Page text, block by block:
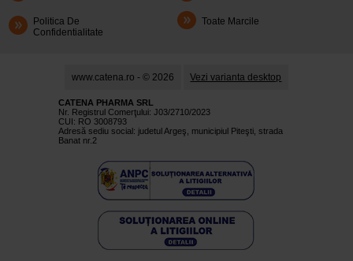
Politica De
Confidentialitate
Toate Marcile
www.catena.ro - © 2026 Vezi varianta desktop
CATENA PHARMA SRL
Nr. Registrul Comerţului: J03/2710/2023
CUI: RO 3008793
Adresă sediu social: judetul Argeş, municipiul Piteşti, strada
Banat nr.2